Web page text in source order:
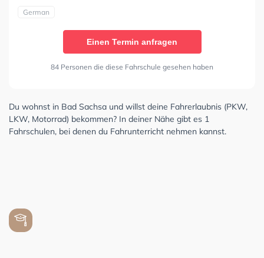
German
Einen Termin anfragen
84 Personen die diese Fahrschule gesehen haben
Du wohnst in Bad Sachsa und willst deine Fahrerlaubnis (PKW,
LKW, Motorrad) bekommen? In deiner Nähe gibt es 1
Fahrschulen, bei denen du Fahrunterricht nehmen kannst.